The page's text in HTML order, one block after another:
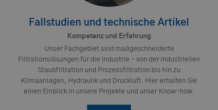
Fallstudien und technische Artikel
Kompetenz und Erfahrung
Unser Fachgebiet sind maßgeschneiderte
Filtrationslösungen für die Industrie - von der industriellen
Staubfiltration und Prozessfiltration bis hin zu
Klimaanlagen, Hydraulik und Druckluft. Hier erhalten Sie
einen Einblick in unsere Projekte und unser Know-how.